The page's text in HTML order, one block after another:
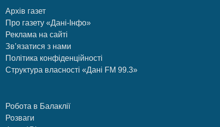
Архів газет
Про газету «Дані-Інфо»
Реклама на сайті
Зв’язатися з нами
Політика конфіденційності
Структура власності «Дані FM 99.3»
Робота в Балаклії
Розваги